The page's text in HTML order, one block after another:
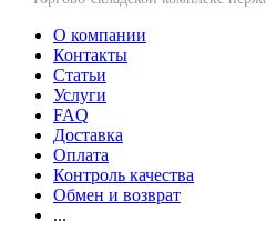
О компании
Контакты
Статьи
Услуги
FAQ
Доставка
Оплата
Контроль качества
Обмен и возврат
...